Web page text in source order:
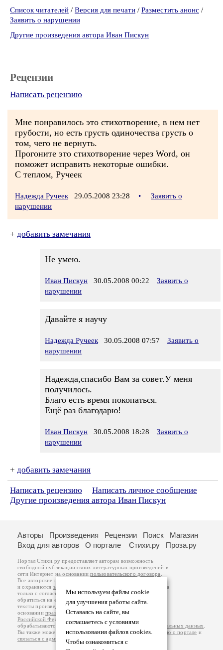
Список читателей / Версия для печати / Разместить анонс /
Заявить о нарушении
Другие произведения автора Иван Пискун
Рецензии
Написать рецензию
Мне понравилось это стихотворение, в нем нет
грубости, но есть грусть одиночества грусть о
том, чего не вернуть.
Прогоните это стихотворение через Word, он
поможет исправить некоторые ошибки.
С теплом, Ручеек
Надежда Ручеек 29.05.2008 23:28 •
Заявить о
нарушении
+ добавить замечания
Не умею.
Иван Пискун 30.05.2008 00:22
Заявить о
нарушении
Давайте я научу
Надежда Ручеек 30.05.2008 07:57
Заявить о
нарушении
Надежда,спасибо Вам за совет.У меня
получилось.
Благо есть время покопаться.
Ещё раз благодарю!
Иван Пискун 30.05.2008 18:28
Заявить о
нарушении
+ добавить замечания
Написать рецензию
Написать личное сообщение
Другие произведения автора Иван Пискун
Мы используем файлы cookie
для улучшения работы сайта.
Оставаясь на сайте, вы
соглашаетесь с условиями
использования файлов cookies.
Чтобы ознакомиться с
Авторы Произведения Рецензии Поиск
Магазин
Вход для авторов
О портале Стихи.ру Проза.ру
Портал Стихи.ру предоставляет авторам возможность
свободной публикации своих литературных произведений в
сети Интернет на основаниипользовательского договора
Все авторские права на произведения принадлежат авторам
и охраняются законом
. Перепечатка произведений возможна
только с согласия его автора, к которому вы можете
обратиться на его авторской странице. Ответственность за
тексты произведений авторы несут самостоятельно на
основанииправил публикацииизаконодательства
Российской Федерации
обрабатываются на основанииПолитики обработки персональных данных
Вы также можете посмотреть более подробнуюинформацию о портале и
связаться с администрацией